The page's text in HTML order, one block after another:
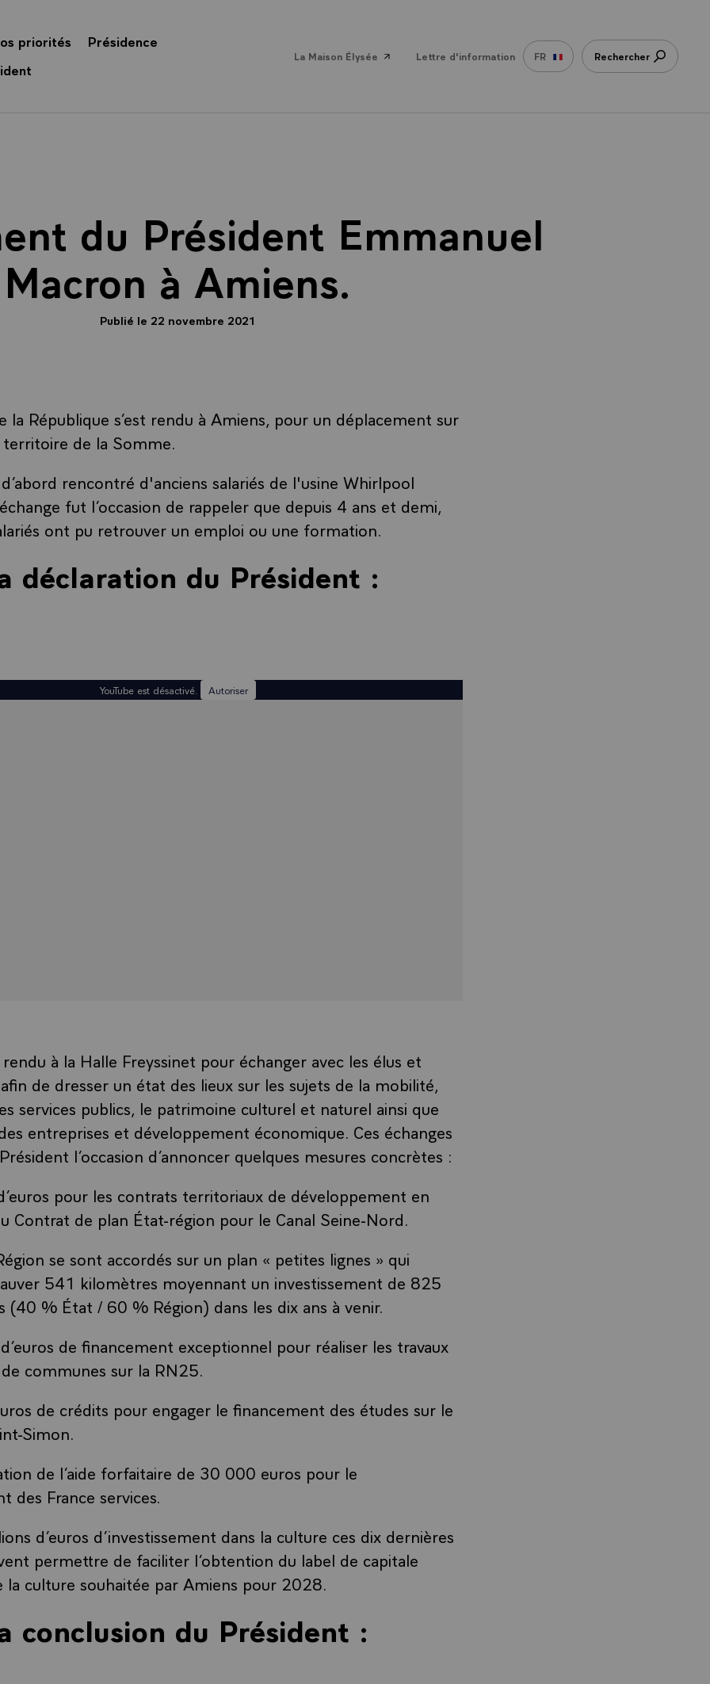
priorités
Présidence
La Maison Élysée Lettre d'information FR Rechercher
du Président Emmanuel
Macron à Amiens.
Publié le 22 novembre 2021
la République s’est rendu à Amiens, pour un déplacement sur
territoire de la Somme.
rencontré d'anciens salariés de l'usine Whirlpool
fut l’occasion de rappeler que depuis 4 ans et demi,
ont pu retrouver un emploi ou une formation.
déclaration du Président :
YouTube est désactivé. Autoriser
rendu à la Halle Freyssinet pour échanger avec les élus et
de dresser un état des lieux sur les sujets de la mobilité,
services publics, le patrimoine culturel et naturel ainsi que
entreprises et développement économique. Ces échanges
l’occasion d’annoncer quelques mesures concrètes :
pour les contrats territoriaux de développement en
Contrat de plan État-région pour le Canal Seine-Nord.
se sont accordés sur un plan « petites lignes » qui
541 kilomètres moyennant un investissement de 825
(40 % État / 60 % Région) dans les dix ans à venir.
de financement exceptionnel pour réaliser les travaux
communes sur la RN25.
de crédits pour engager le financement des études sur le
Simon.
de l’aide forfaitaire de 30 000 euros pour le
des France services.
d’euros d’investissement dans la culture ces dix dernières
permettre de faciliter l’obtention du label de capitale
la culture souhaitée par Amiens pour 2028.
conclusion du Président :